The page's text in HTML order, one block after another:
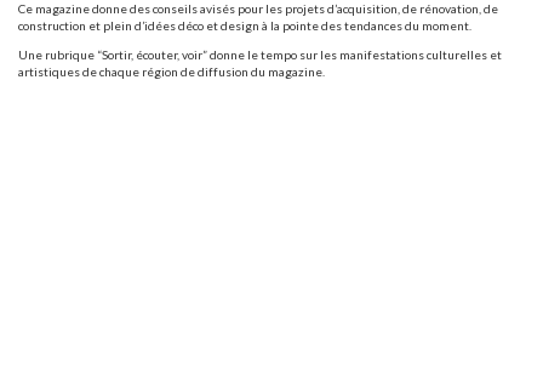
Ce magazine donne des conseils avisés pour les projets d’acquisition, de rénovation, de
construction et plein d’idées déco et design à la pointe des tendances du moment.
Une rubrique “Sortir, écouter, voir” donne le tempo sur les manifestations culturelles et
artistiques de chaque région de diffusion du magazine.